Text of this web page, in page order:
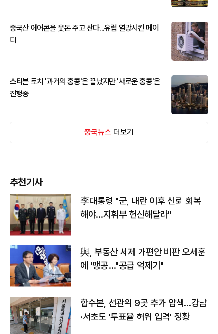
중국산 에어콘을 웃돈 주고 산다...유럽 열광시킨 메이
디
스티븐 로치 '과거의 홍콩'은 끝났지만 '새로운 홍콩'은
진행중
중국뉴스 더보기
추천기사
李대통령 "군, 내란 이후 신뢰 회복
해야…지휘부 헌신해달라"
與, 부동산 세제 개편안 비판 오세훈
에 '맹공'…"공급 억제기"
합수본, 선관위 9곳 추가 압색…강남
·서초도 '투표율 허위 입력' 정황